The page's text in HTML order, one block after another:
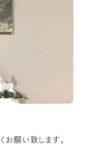
願い致します。